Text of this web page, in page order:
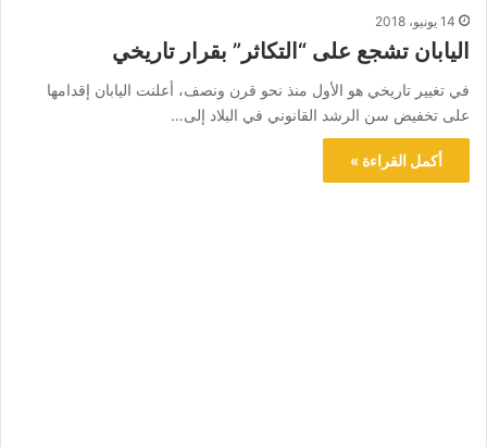
14 يونيو، 2018
اليابان تشجع على “التكاثر” بقرار تاريخي
في تغيير تاريخي هو الأول منذ نحو قرن ونصف، أعلنت اليابان إقدامها
على تخفيض سن الرشد القانوني في البلاد إلى…
أكمل القراءة »